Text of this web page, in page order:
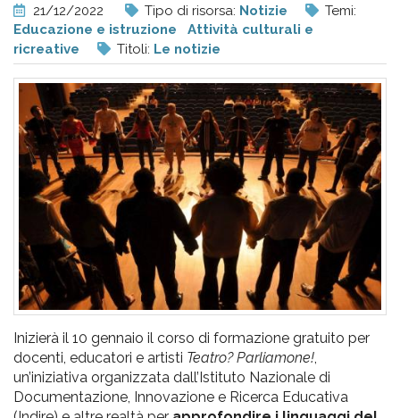
pr
l'infanzia
e
l'adolescenza
21/12/2022 Tipo di risorsa: Notizie
Temi:
Educazione e istruzione
Attività culturali e
ricreative
Titoli: Le notizie
Inizierà il 10 gennaio il corso di formazione gratuito per
docenti, educatori e artisti Teatro? Parliamone!
un’iniziativa organizzata dall’Istituto Nazionale di
Documentazione, Innovazione e Ricerca Educativa